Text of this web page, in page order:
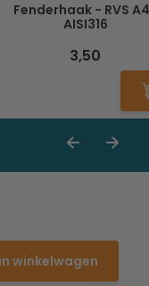
Fenderhaak - RVS
AISI316
3,50
winkelwagen